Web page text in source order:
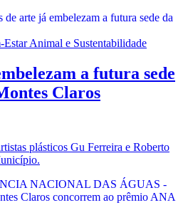
Animal e Sustentabilidade
a futura sede
Claros
plásticos Gu Ferreira e Roberto